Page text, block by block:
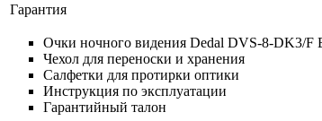
Гарантия
Очки ночного видения Dedal DVS-8-DK3/F
Чехол для переноски и хранения
Салфетки для протирки оптики
Инструкция по эксплуатации
Гарантийный талон